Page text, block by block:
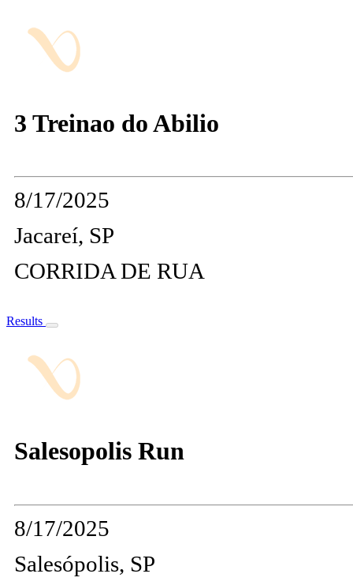
3 Treinao do Abilio
8/17/2025
Jacareí, SP
CORRIDA DE RUA
Results
Salesopolis Run
8/17/2025
Salesópolis, SP